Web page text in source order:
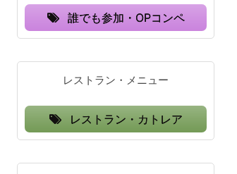
誰でも参加・OPコンペ
レストラン・メニュー
レストラン・カトレア